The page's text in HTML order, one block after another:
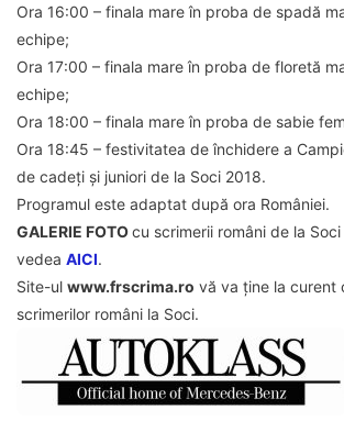
Ora 16:00 – finala mare în proba de spadă
echipe;
Ora 17:00 – finala mare în proba de floretă
echipe;
Ora 18:00 – finala mare în proba de sabie
Ora 18:45 – festivitatea de închidere a
de cadeți și juniori de la Soci 2018.
Programul este adaptat după ora României.
GALERIE FOTOcu scrimerii români de la
vedea AICI.
Site-ul www.frscrima.ro vă va ține la curent
scrimerilor români la Soci.